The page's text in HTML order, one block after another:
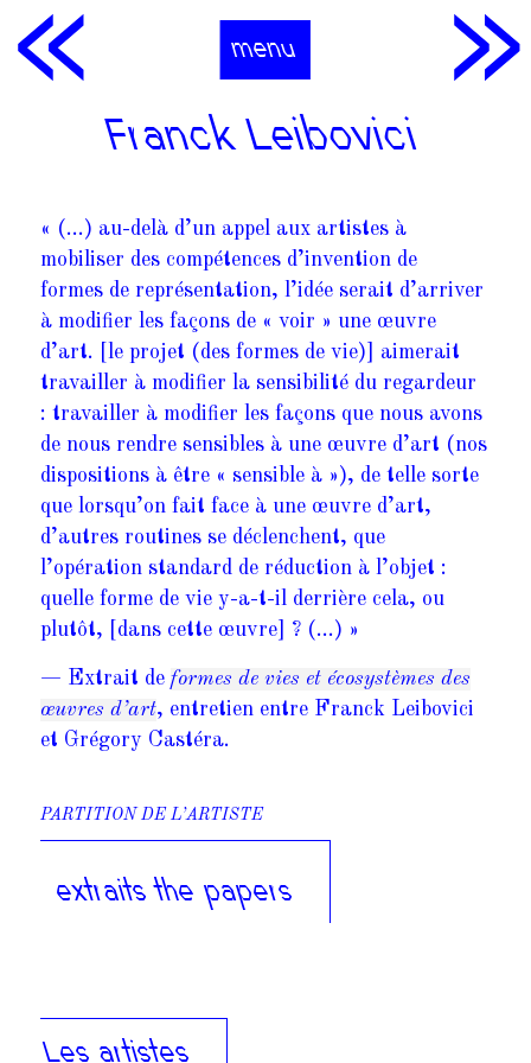
menu
Franck Leibovici
« (…) au­-delà d’un appel aux artistes à
mobiliser des compétences d’invention de
formes de représentation, l’idée serait d’arriver
à modifier les façons de « voir » une œuvre
d’art. [le projet (des formes de vie)] aimerait
travailler à modifier la sensibilité du regardeur
: travailler à modifier les façons que nous avons
de nous rendre sensibles à une œuvre d’art (nos
dispositions à être « sensible à »), de telle sorte
que lorsqu’on fait face à une œuvre d’art,
d’autres routines se déclenchent, que
l’opération standard de réduction à l’objet :
quelle forme de vie y­-a-­t-­il derrière cela, ou
plutôt, [dans cette œuvre] ? (…) »
— Extrait de formes de vies et écosystèmes des
œuvres d’art, entretien entre Franck Leibovici
et Grégory Castéra.
PARTITION DE L’ARTISTE
extraits the papers
Les artistes